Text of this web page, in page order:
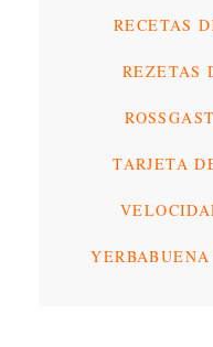
RECETAS
REZETAS
TARJETA